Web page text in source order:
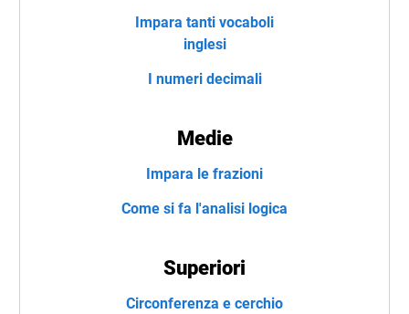
Impara tanti vocaboli
inglesi
I numeri decimali
Medie
Impara le frazioni
Come si fa l'analisi logica
Superiori
Circonferenza e cerchio